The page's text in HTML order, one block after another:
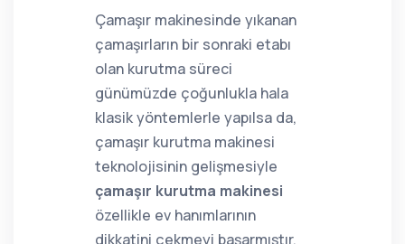
Çamaşır makinesinde yıkanan
çamaşırların bir sonraki etabı
olan kurutma süreci
günümüzde çoğunlukla hala
klasik yöntemlerle yapılsa da,
çamaşır kurutma makinesi
teknolojisinin gelişmesiyle
çamaşır kurutma makinesi
özellikle ev hanımlarının
dikkatini çekmeyi başarmıştır.